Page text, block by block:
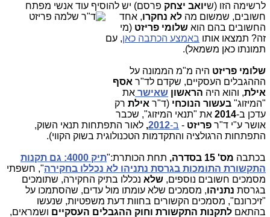
לרשימה הזו (שיואב יצחק פרסם) יש להוסיף עוד אנשי מפתח
חשובים, שמשום מה לא נחקרו, אחד
החשובים בהם הוא שלומי פריזט (מי
זה? תמצאו אותו באמצע הכתבה כאן, עם
תמונתו כאן משמאל).
שלומי פריזט היה מ"מ הממונה על
הההגבלים העסקיים, שקדם לד"ר אסף
אילת, והוא היה הראשון שאישר את
"המיזוג" בעשור הנוכחי (ד"ר אילת רק
עדכן ב-2014 את "תנאי המיזוג", שכבר
אושר ע"י ד"ר פריזט - ב-2012
, לאור התפתחות תנאי השוק,
התפתחות הרגולציה והתקדמות הטכנולוגית בשוק הקווי).
בכתבה מס' 15 בסדרה, תחת הכותרת:"
תיק 4000: גם תקנות
התקשורת התומכות בגרסת נתניהו לא נכללו בחקירה", חשפתי
מסמכים חשובים נוספים, שלא נכללו בתיק החקירה, שתומכים
בגרסת נתניהו, מסמכים שלא עומתו מול עדים, שהסתמכו על
"זיכרונם", מסמכים הקשורים בחוות דעת משפטיות, שנעשו
בהתאם לתקנות התקשורת וחוק ההגבלים העסקיים ושמראים,